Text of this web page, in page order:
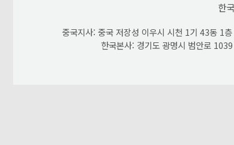
한
중국지사: 중국 저장성 이우시 시천 1기 43동
한국본사: 경기도 광명시 범안로